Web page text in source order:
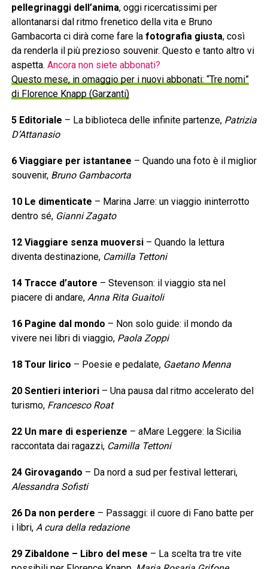
pellegrinaggi dell’anima, oggi ricercatissimi per
allontanarsi dal ritmo frenetico della vita e Bruno
Gambacorta ci dirà come fare la fotografia giusta, così
da renderla il più prezioso souvenir. Questo e tanto altro vi
aspetta. Ancora non siete abbonati?
Questo mese, in omaggio per i nuovi abbonati: “Tre nomi”
di Florence Knapp (Garzanti)
5 Editoriale – La biblioteca delle infinite partenze, Patrizia
D’Attanasio
6 Viaggiare per istantanee – Quando una foto è il miglior
souvenir, Bruno Gambacorta
10 Le dimenticate – Marina Jarre: un viaggio ininterrotto
dentro sé, Gianni Zagato
12 Viaggiare senza muoversi– Quando la lettura
diventa destinazione, Camilla Tettoni
14 Tracce d’autore – Stevenson: il viaggio sta nel
piacere di andare, Anna Rita Guaitoli
16 Pagine dal mondo – Non solo guide: il mondo da
vivere nei libri di viaggio, Paola Zoppi
18 Tour lirico – Poesie e pedalate, Gaetano Menna
20 Sentieri interiori– Una pausa dal ritmo accelerato del
turismo, Francesco Roat
22 Un mare di esperienze – aMare Leggere: la Sicilia
raccontata dai ragazzi, Camilla Tettoni
24 Girovagando – Da nord a sud per festival letterari,
Alessandra Sofisti
26 Da non perdere – Passaggi: il cuore di Fano batte per
i libri, A cura della redazione
29 Zibaldone – Libro del mese – La scelta tra tre vite